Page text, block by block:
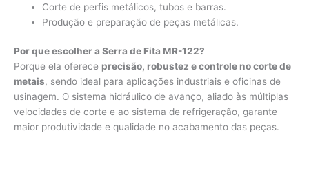
Corte de perfis metálicos, tubos e barras.
Produção e preparação de peças metálicas.
Por que escolher a Serra de Fita MR-122?
Porque ela oferece precisão, robustez e controle no corte de
metais, sendo ideal para aplicações industriais e oficinas de
usinagem. O sistema hidráulico de avanço, aliado às múltiplas
velocidades de corte e ao sistema de refrigeração, garante
maior produtividade e qualidade no acabamento das peças.